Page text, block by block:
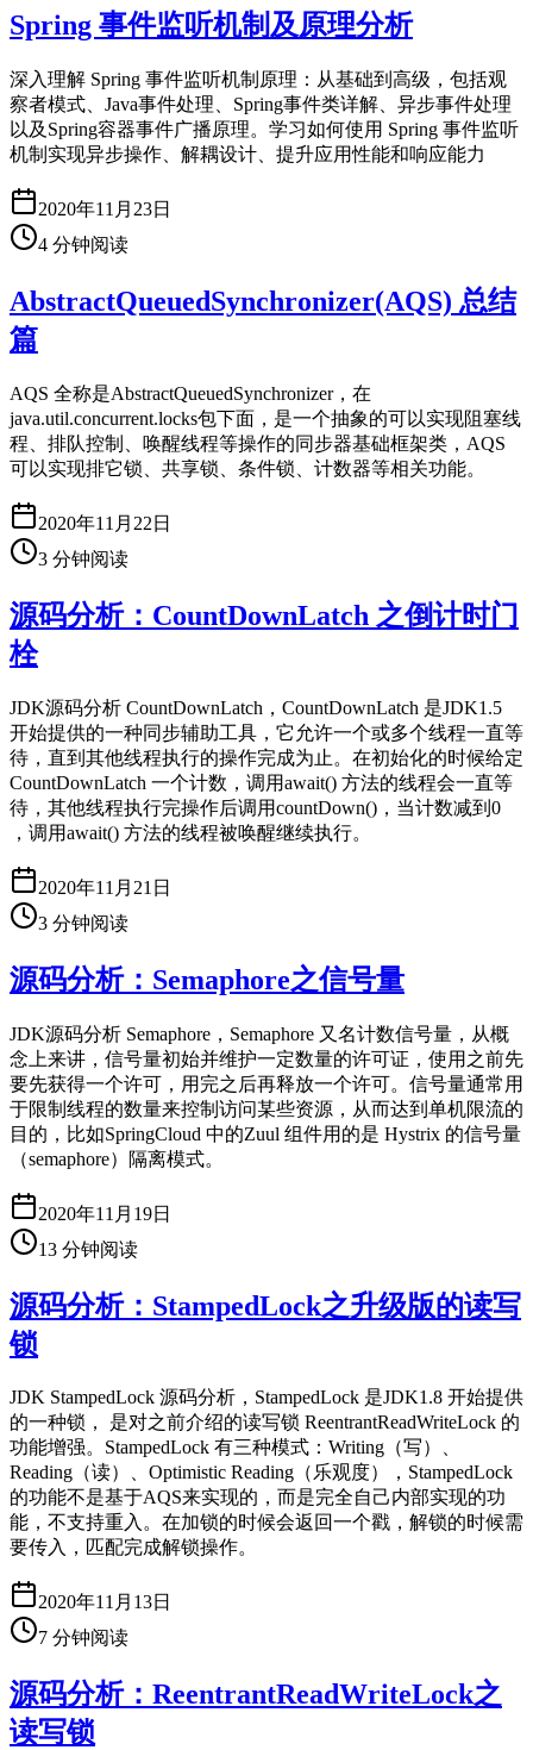
Spring 事件监听机制及原理分析
深入理解 Spring 事件监听机制原理：从基础到高级，包括观
察者模式、Java事件处理、Spring事件类详解、异步事件处理
以及Spring容器事件广播原理。学习如何使用 Spring 事件监听
机制实现异步操作、解耦设计、提升应用性能和响应能力
2020年11月23日
4 分钟阅读
AbstractQueuedSynchronizer(AQS) 总结
篇
AQS 全称是AbstractQueuedSynchronizer，在
java.util.concurrent.locks包下面，是一个抽象的可以实现阻塞线
程、排队控制、唤醒线程等操作的同步器基础框架类，AQS
可以实现排它锁、共享锁、条件锁、计数器等相关功能。
2020年11月22日
3 分钟阅读
源码分析：CountDownLatch 之倒计时门
栓
JDK源码分析 CountDownLatch，CountDownLatch 是JDK1.5
开始提供的一种同步辅助工具，它允许一个或多个线程一直等
待，直到其他线程执行的操作完成为止。在初始化的时候给定
CountDownLatch 一个计数，调用await() 方法的线程会一直等
待，其他线程执行完操作后调用countDown()，当计数减到0
，调用await() 方法的线程被唤醒继续执行。
2020年11月21日
3 分钟阅读
源码分析：Semaphore之信号量
JDK源码分析 Semaphore，Semaphore 又名计数信号量，从概
念上来讲，信号量初始并维护一定数量的许可证，使用之前先
要先获得一个许可，用完之后再释放一个许可。信号量通常用
于限制线程的数量来控制访问某些资源，从而达到单机限流的
目的，比如SpringCloud 中的Zuul 组件用的是 Hystrix 的信号量
（semaphore）隔离模式。
2020年11月19日
13 分钟阅读
源码分析：StampedLock之升级版的读写
锁
JDK StampedLock 源码分析，StampedLock 是JDK1.8 开始提供
的一种锁， 是对之前介绍的读写锁 ReentrantReadWriteLock 的
功能增强。StampedLock 有三种模式：Writing（写）、
Reading（读）、Optimistic Reading（乐观度），StampedLock
的功能不是基于AQS来实现的，而是完全自己内部实现的功
能，不支持重入。在加锁的时候会返回一个戳，解锁的时候需
要传入，匹配完成解锁操作。
2020年11月13日
7 分钟阅读
源码分析：ReentrantReadWriteLock之
读写锁